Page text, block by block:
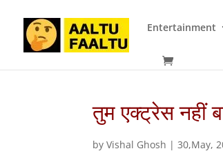
Entertainment
तुम एक्ट्रेस नहीं
byVishal Ghosh |30,May,